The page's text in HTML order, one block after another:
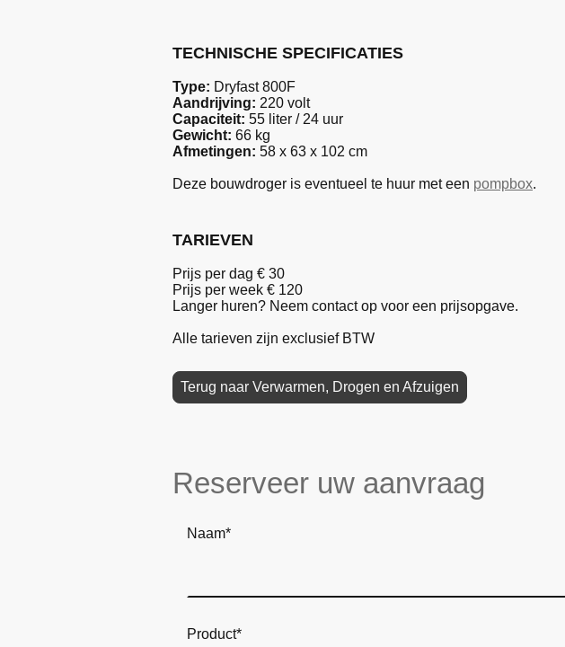
TECHNISCHE SPECIFICATIES
Type: Dryfast 800F
Aandrijving: 220 volt
Capaciteit: 55 liter / 24 uur
Gewicht: 66 kg
Afmetingen: 58 x 63 x 102 cm
Deze bouwdroger is eventueel te huur met een pompbox.
Reserveer uw aanvraag
TARIEVEN
Prijs per dag € 30
Prijs per week € 120
Langer huren? Neem contact op voor een prijsopgave.
Alle tarieven zijn exclusief BTW
Terug naar Verwarmen, Drogen en Afzuigen
Naam*
Product*